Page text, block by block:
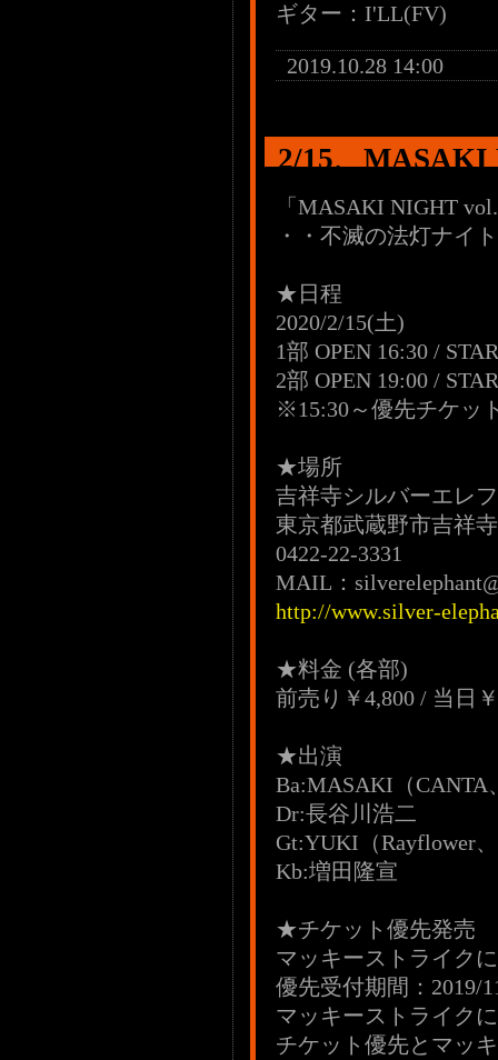
ギター：I'LL(FV)
2019.10.28 14:00
2/15、MASAKI
「MASAKI NIGHT
・・不滅の法灯ナイ
★日程
2020/2/15(土)
1部 OPEN 16:30 /
2部 OPEN 19:00 /
※15:30～優先チケッ
★場所
吉祥寺シルバーエレ
東京都武蔵野市吉祥
0422-22-3331
MAIL：
http://www.silver-
★料金 (各部)
前売り￥4,800 / 当日
★出演
Ba:MASAKI（
Dr:長谷川浩二
Gt:YUKI（Rayflower
Kb:増田隆宣
★チケット優先発
マッキーストライク
優先受付期間：2019/
マッキーストライク
チケット優先とマッ